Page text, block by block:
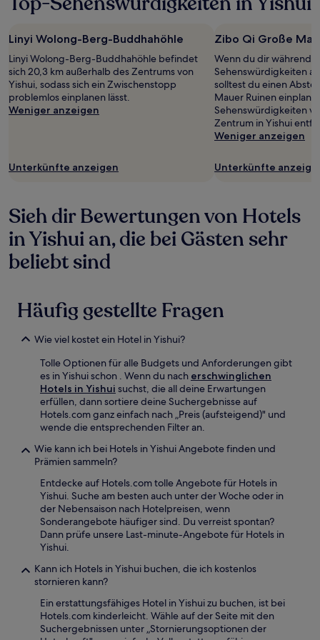
Linyi Wolong-Berg-Buddhahöhle
Linyi Wolong-Berg-Buddhahöhle befindet
sich 20,3 km außerhalb des Zentrums von
Yishui, sodass sich ein Zwischenstopp
problemlos einplanen lässt.
Weniger anzeigen
Unterkünfte anzeigen
Zibo Qi Große
Wenn du dir während
Sehenswürdigkeiten
solltest du einen
Mauer Ruinen
Sehenswürdigkeiten
Zentrum in Yishui
Weniger anzeigen
Unterkünfte
Sieh dir Bewertungen von Hotels
in Yishui an, die bei Gästen sehr
beliebt sind
Häufig gestellte Fragen
Wie viel kostet ein Hotel in Yishui?
Tolle Optionen für alle Budgets und Anforderungen gibt
es in Yishui schon . Wenn du nach erschwinglichen
Hotels in Yishui suchst, die all deine Erwartungen
erfüllen, dann sortiere deine Suchergebnisse auf
Hotels.com ganz einfach nach „Preis (aufsteigend)" und
wende die entsprechenden Filter an.
Wie kann ich bei Hotels in Yishui Angebote finden und
Prämien sammeln?
Entdecke auf Hotels.com tolle Angebote für Hotels in
Yishui. Suche am besten auch unter der Woche oder in
der Nebensaison nach Hotelpreisen, wenn
Sonderangebote häufiger sind. Du verreist spontan?
Dann prüfe unsere Last-minute-Angebote für Hotels in
Yishui.
Kann ich Hotels in Yishui buchen, die ich kostenlos
stornieren kann?
Ein erstattungsfähiges Hotel in Yishui zu buchen, ist bei
Hotels.com kinderleicht. Wähle auf der Seite mit den
Suchergebnissen unter „Stornierungsoptionen der